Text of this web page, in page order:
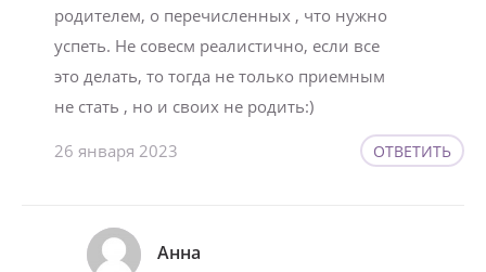
родителем, о перечисленных , что нужно
успеть. Не совесм реалистично, если все
это делать, то тогда не только приемным
не стать , но и своих не родить:)
26 января 2023 ОТВЕТИТЬ
Анна